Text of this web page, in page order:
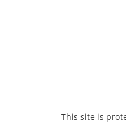
This site is